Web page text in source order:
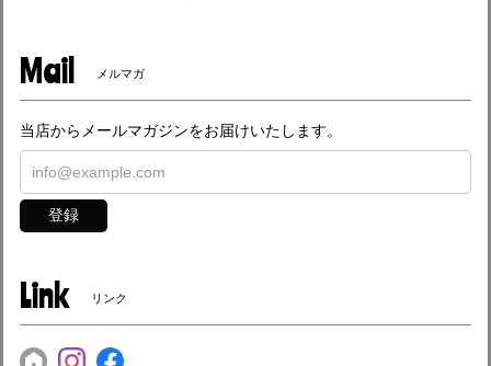
Mail メルマガ
当店からメールマガジンをお届けいたします。
登録
Link リンク